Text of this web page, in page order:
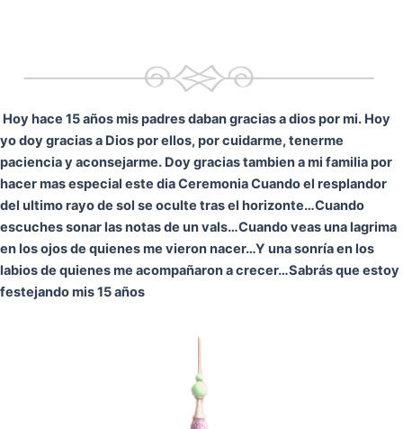
Hoy hace 15 años mis padres daban gracias a dios por mi. Hoy
yo doy gracias a Dios por ellos, por cuidarme, tenerme
paciencia y aconsejarme. Doy gracias tambien a mi familia por
hacer mas especial este dia CeremoniaCuando el resplandor
del ultimo rayo de sol se oculte tras el horizonte…Cuando
escuches sonar las notas de un vals…Cuando veas una lagrima
en los ojos de quienes me vieron nacer…Y una sonría en los
labios de quienes me acompañaron a crecer…Sabrás que estoy
festejando mis 15 años